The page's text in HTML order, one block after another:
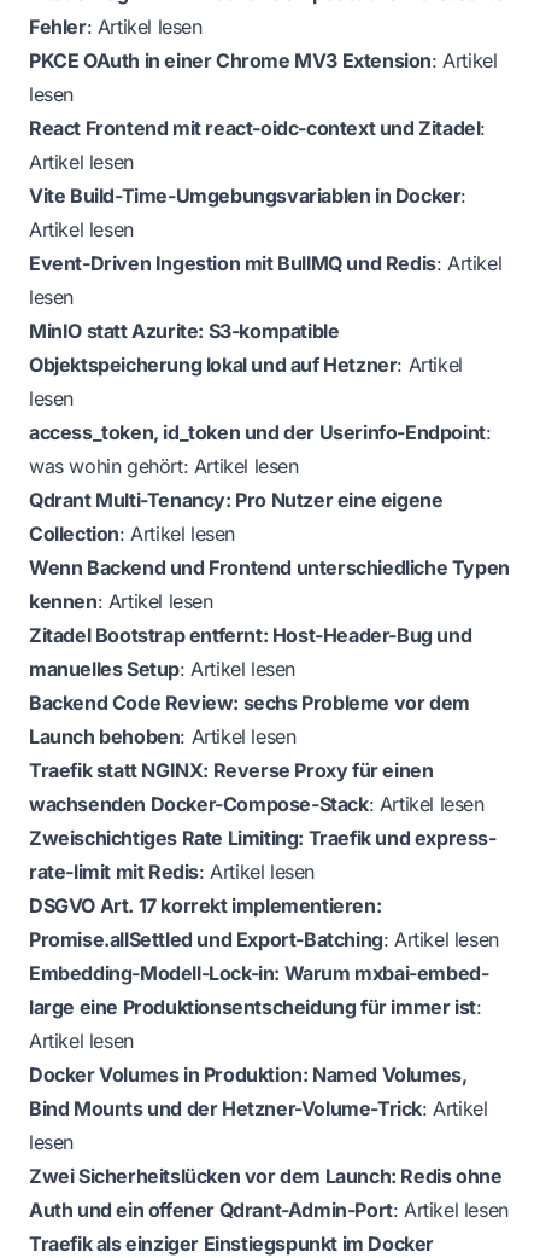
Fehler: Artikel lesen
PKCE OAuth in einer Chrome MV3 Extension:Artikel
lesen
React Frontend mit react-oidc-context und Zitadel:
Artikel lesen
Vite Build-Time-Umgebungsvariablen in Docker:
Artikel lesen
Event-Driven Ingestion mit BullMQ und Redis:Artikel
lesen
MinIO statt Azurite: S3-kompatible
Objektspeicherung lokal und auf Hetzner: Artikel
lesen
access_token, id_token und der Userinfo-Endpoint:
was wohin gehört: Artikel lesen
Qdrant Multi-Tenancy: Pro Nutzer eine eigene
Collection:Artikel lesen
Wenn Backend und Frontend unterschiedliche Typen
kennen: Artikel lesen
Zitadel Bootstrap entfernt: Host-Header-Bug und
manuelles Setup:Artikel lesen
Backend Code Review: sechs Probleme vor dem
Launch behoben: Artikel lesen
Traefik statt NGINX: Reverse Proxy für einen
wachsenden Docker-Compose-Stack: Artikel lesen
Zweischichtiges Rate Limiting: Traefik und express-
rate-limit mit Redis:Artikel lesen
DSGVO Art. 17 korrekt implementieren:
Promise.allSettled und Export-Batching:Artikel lesen
Embedding-Modell-Lock-in: Warum mxbai-embed-
large eine Produktionsentscheidung für immer ist:
Artikel lesen
Docker Volumes in Produktion: Named Volumes,
Bind Mounts und der Hetzner-Volume-Trick:Artikel
lesen
Zwei Sicherheitslücken vor dem Launch: Redis ohne
Auth und ein offener Qdrant-Admin-Port:Artikel lesen
Traefik als einziger Einstiegspunkt im Docker